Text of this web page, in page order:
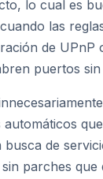
lo cual es
las
de UPnP
puertos sin
automáticos
de
parches que